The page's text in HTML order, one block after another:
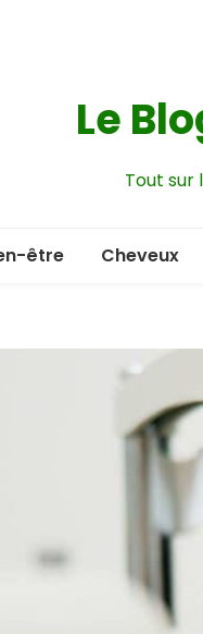
Le
Tout sur
être Cheveux